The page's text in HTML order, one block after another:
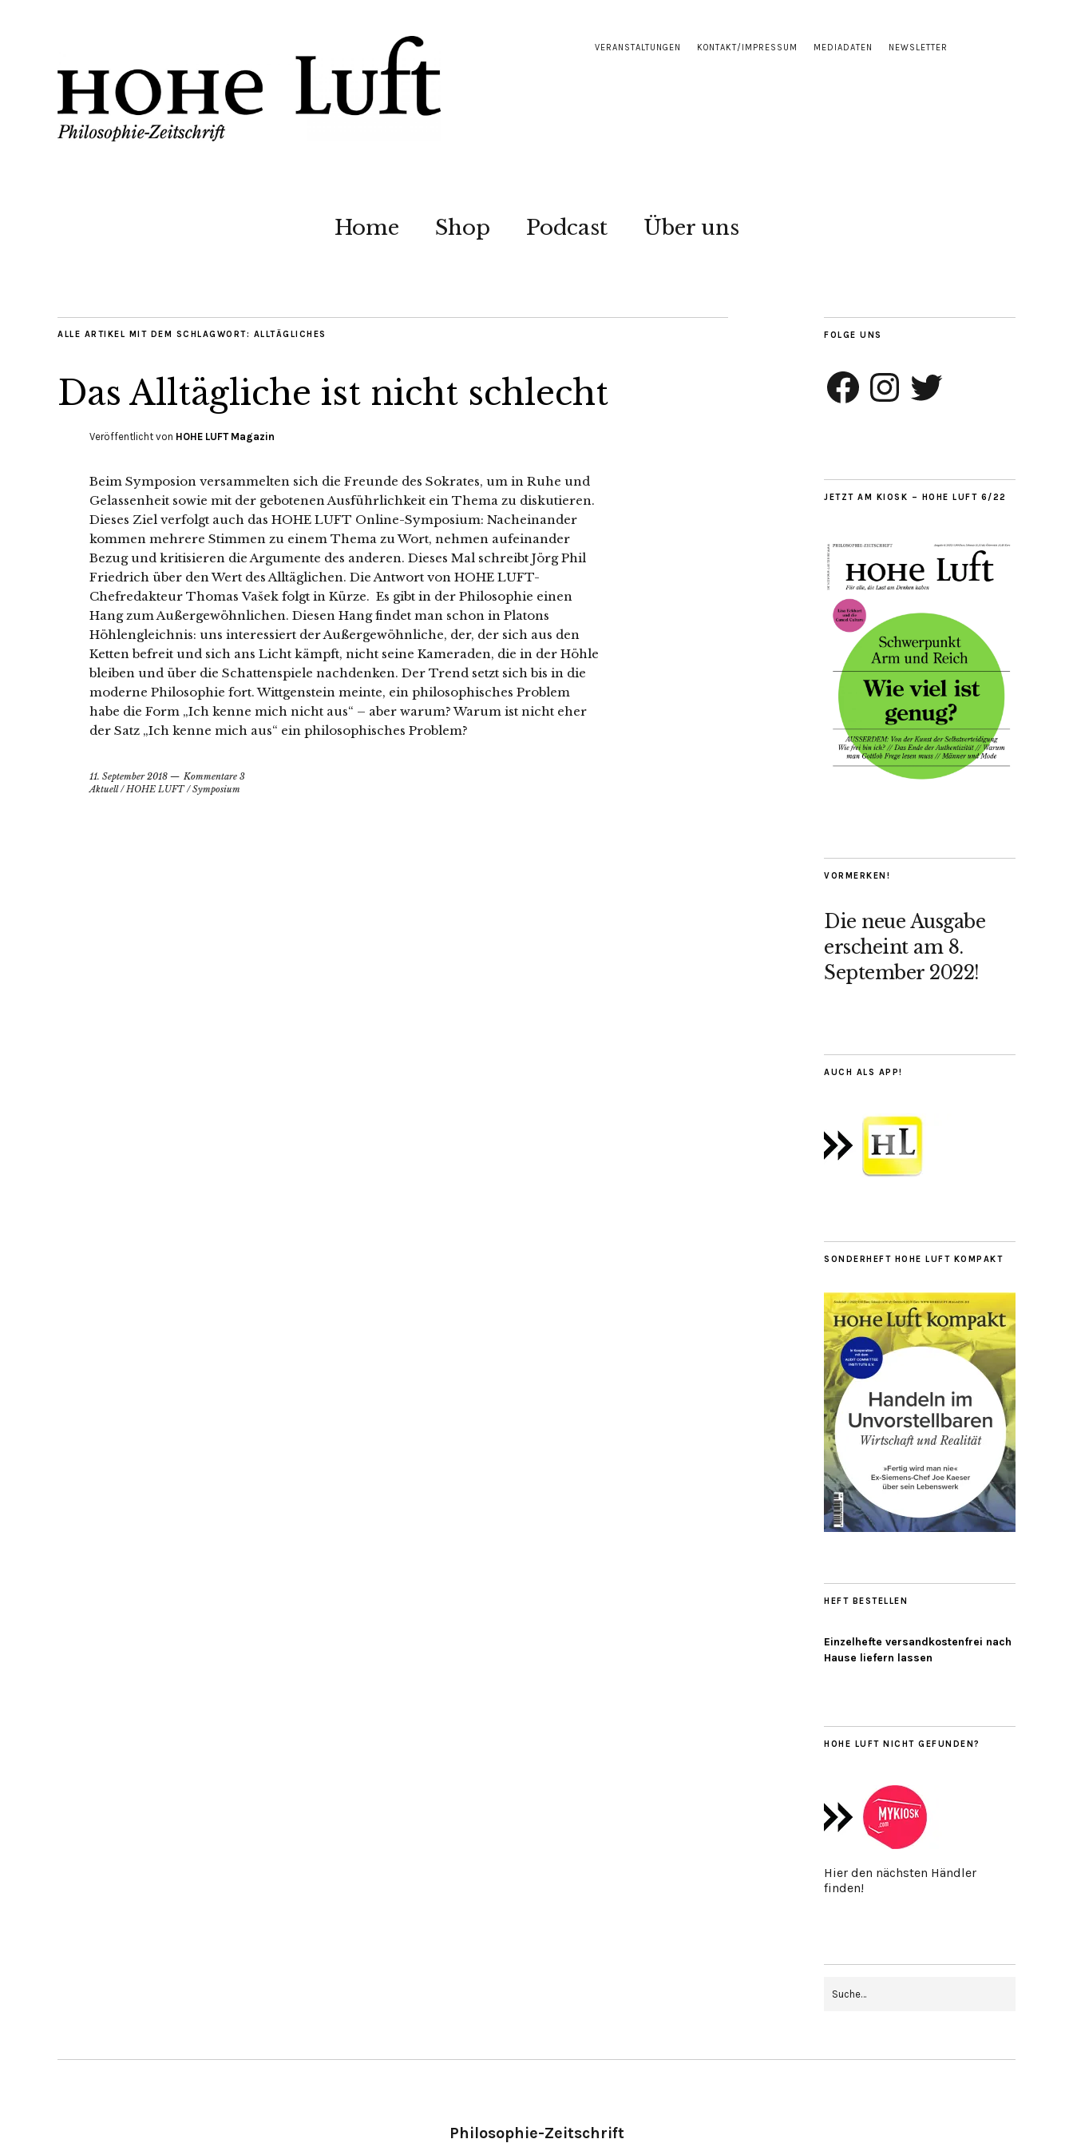
VERANSTALTUNGEN KONTAKT/IMPRESSUM MEDIADATEN NEWSLETTER
Home Shop Podcast Über uns
ALLE ARTIKEL MIT DEM SCHLAGWORT: ALLTÄGLICHES
Das Alltägliche ist nicht schlecht
Veröffentlicht von HOHE LUFT Magazin
Beim Symposion versammelten sich die Freunde des Sokrates, um in Ruhe und
Gelassenheit sowie mit der gebotenen Ausführlichkeit ein Thema zu diskutieren.
Dieses Ziel verfolgt auch das HOHE LUFT Online-Symposium: Nacheinander
kommen mehrere Stimmen zu einem Thema zu Wort, nehmen aufeinander
Bezug und kritisieren die Argumente des anderen. Dieses Mal schreibt Jörg Phil
Friedrich über den Wert des Alltäglichen. Die Antwort von HOHE LUFT-
Chefredakteur Thomas Vašek folgt in Kürze. Es gibt in der Philosophie einen
Hang zum Außergewöhnlichen. Diesen Hang findet man schon in Platons
Höhlengleichnis: uns interessiert der Außergewöhnliche, der, der sich aus den
Ketten befreit und sich ans Licht kämpft, nicht seine Kameraden, die in der Höhle
bleiben und über die Schattenspiele nachdenken. Der Trend setzt sich bis in die
moderne Philosophie fort. Wittgenstein meinte, ein philosophisches Problem
habe die Form „Ich kenne mich nicht aus“ – aber warum? Warum ist nicht eher
der Satz „Ich kenne mich aus“ ein philosophisches Problem?
11. September 2018
Kommentare 3
Aktuell/HOHE LUFT/Symposium
FOLGE UNS
Facebook InstagramTwitter
JETZT AM KIOSK – HOHE LUFT 6/22
VORMERKEN!
Die neue Ausgabe
erscheint am 8.
September 2022!
AUCH ALS APP!
SONDERHEFT HOHE LUFT KOMPAKT
HEFT BESTELLEN
Einzelhefte versandkostenfrei nach
Hause liefern lassen
HOHE LUFT NICHT GEFUNDEN?
Hier den nächsten Händler
finden!
Philosophie-Zeitschrift